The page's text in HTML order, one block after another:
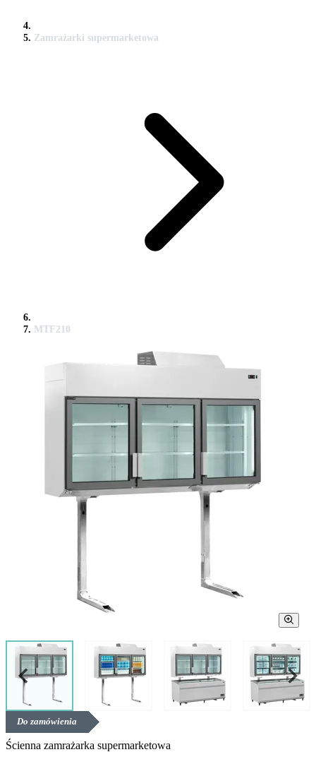
Zamrażarki supermarketowa
MTF210
Do zamówienia
Ścienna zamrażarka supermarketowa